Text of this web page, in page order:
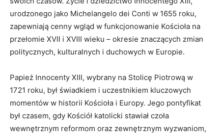
urodzonego jako Michelangelo dei Conti w 1655 roku,
zapewniają cenny wgląd w funkcjonowanie Kościoła na
przełomie XVII i XVIII wieku – okresie znaczących zmian
politycznych, kulturalnych i duchowych w Europie.
Papież Innocenty XIII, wybrany na Stolicę Piotrową w
1721 roku, był świadkiem i uczestnikiem kluczowych
momentów w historii Kościoła i Europy. Jego pontyfikat
był czasem, gdy Kościół katolicki stawiał czoła
wewnętrznym reformom oraz zewnętrznym wyzwaniom,